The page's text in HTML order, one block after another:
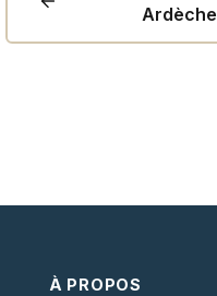
Ardèche
À PROPOS